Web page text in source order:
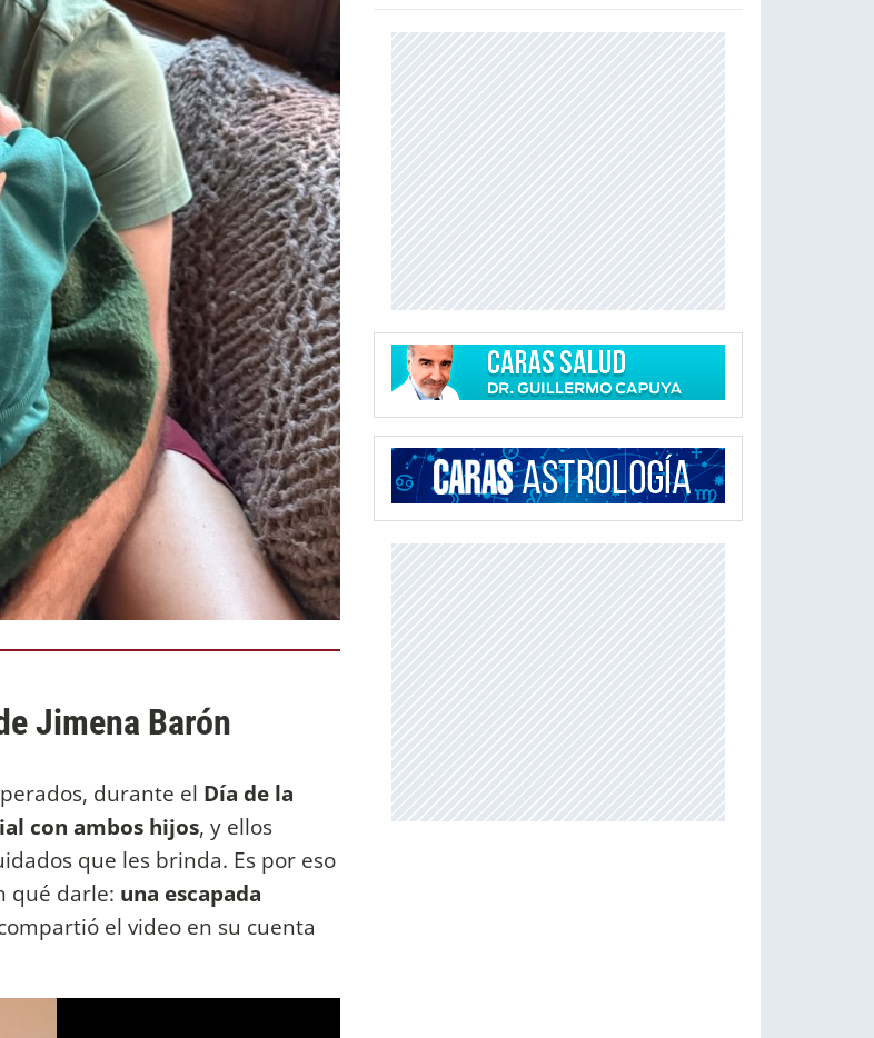
Jimena Barón
durante el Día de la
con ambos hijos, y ellos
que les brinda. Es por eso
qué darle: una escapada
el video en su cuenta